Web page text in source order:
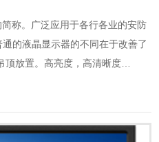
称。广泛应用于各行各业的安防
的液晶显示器的不同在于改善了
顶放置。高亮度，高清晰度
护成本低。DID液晶屏以单屏高分
屏(1366xMx768xN、
了一个超高分辨率、超大显示面